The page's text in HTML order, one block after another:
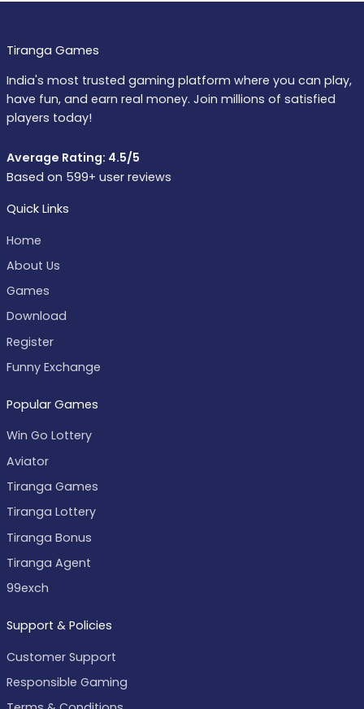
Tiranga Games
India's most trusted gaming platform where you can play,
have fun, and earn real money. Join millions of satisfied
players today!
Average Rating: 4.5/5
Based on 599+ user reviews
Quick Links
Home
About Us
Games
Download
Register
Funny Exchange
Popular Games
Win Go Lottery
Aviator
Tiranga Games
Tiranga Lottery
Tiranga Bonus
Tiranga Agent
99exch
Support & Policies
Customer Support
Responsible Gaming